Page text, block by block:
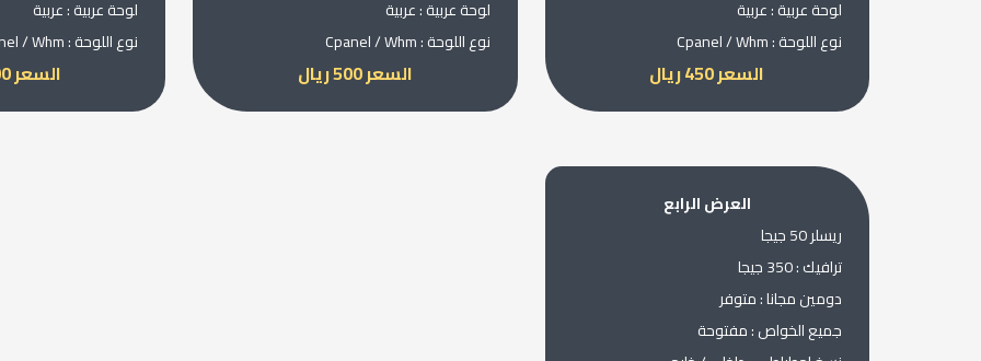
لوحة عربية : عربية
نوع اللوحة : Cpanel / Whm
السعر 450 ريال
لوحة عربية : عربية
نوع اللوحة : Cpanel / Whm
السعر 500 ريال
لوحة عربية : عربية
نوع اللوحة : Cpanel / Whm
السعر 600 ريال
العرض الرابع
ريسلر 50 جيجا
ترافيك : 350 جيجا
دومين مجانا : متوفر
جميع الخواص : مفتوحة